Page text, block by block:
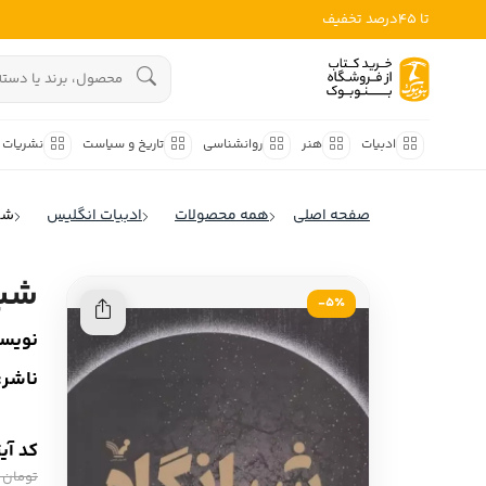
تا 45درصد تخفیف
ادبیات هنر روانشناسی تاریخ و سیاست نشریات
ادبیات ایران
ادبیات انگلیس
ادبیات فرانسه
ادبیات ایتالیا
ادبیات روسیه
ادبیات آمریکای لاتین
ادبیات
صفحه اصلی همه محصولات ادبیات انگلیس
5٪-
کد
تومان 670,000